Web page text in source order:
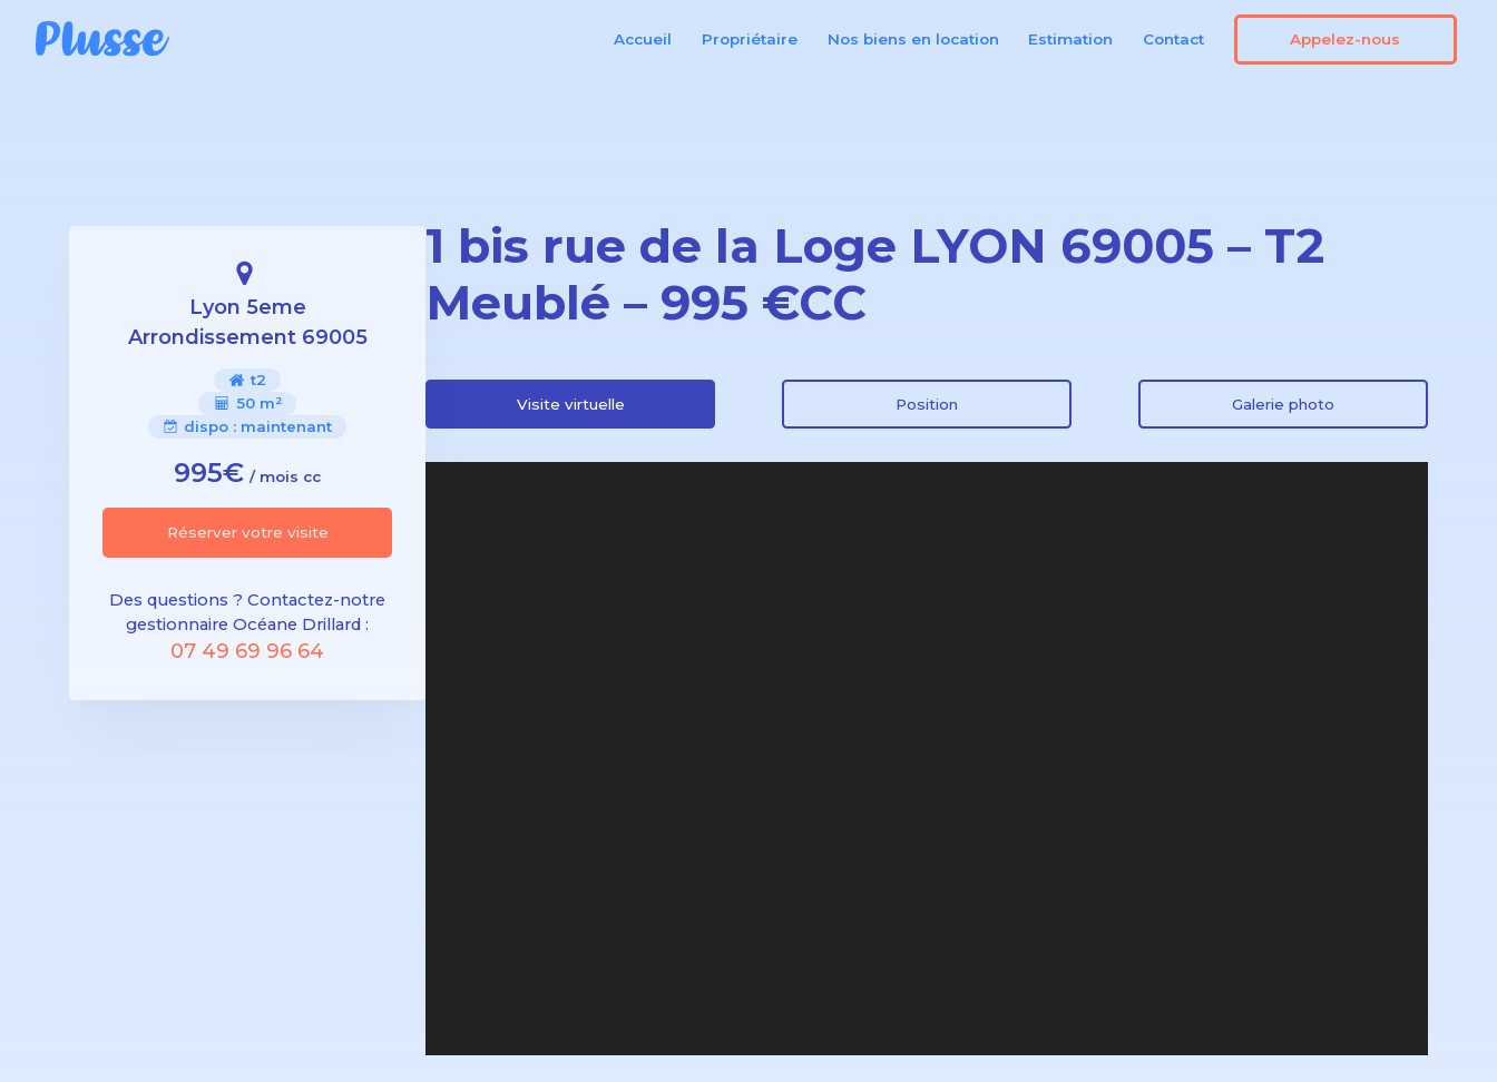
Accueil Propriétaire Nos biens en location Estimation Contact Appelez-nous
Lyon 5eme
Arrondissement 69005
t2
50 m²
dispo : maintenant
995€ / mois cc
Réserver votre visite
Des questions ? Contactez-notre
gestionnaire Océane Drillard :
07 49 69 96 64
1 bis rue de la Loge LYON 69005 – T2
Meublé – 995 €CC
Visite virtuelle Position Galerie photo